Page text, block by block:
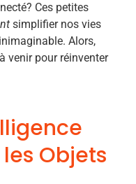
Ces petites
simplifier nos vies
Alors,
venir pour réinventer
Objets